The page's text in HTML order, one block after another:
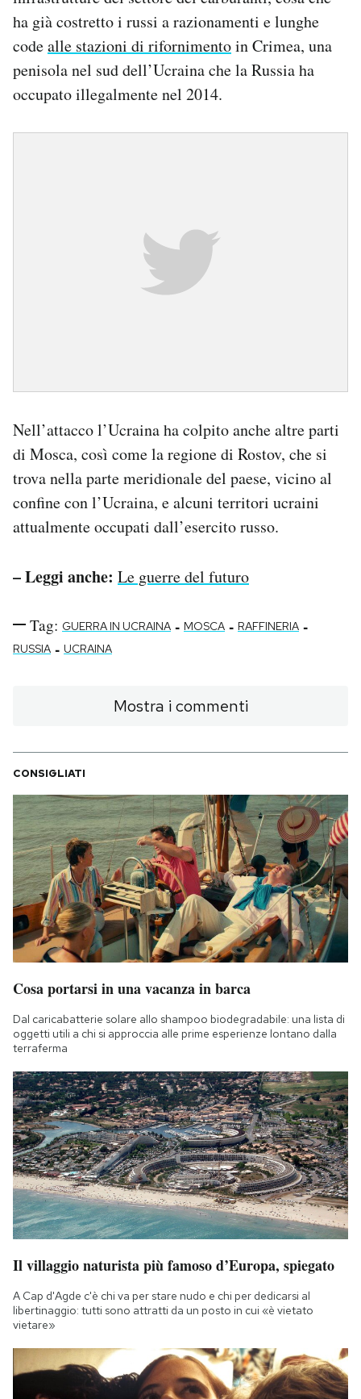
ha già costretto i russi a razionamenti e lunghe
codealle stazioni di rifornimentoin Crimea, una
penisola nel sud dell’Ucraina che la Russia ha
occupato illegalmente nel 2014.
Nell’attacco l’Ucraina ha colpito anche altre parti
di Mosca, così come la regione di Rostov, che si
trova nella parte meridionale del paese, vicino al
confine con l’Ucraina, e alcuni territori ucraini
attualmente occupati dall’esercito russo.
– Leggi anche: Le guerre del futuro
Tag: GUERRA IN UCRAINA - MOSCA - RAFFINERIA -
RUSSIA - UCRAINA
Mostra i commenti
CONSIGLIATI
Cosa portarsi in una vacanza in barca
Dal caricabatterie solare allo shampoo biodegradabile: una lista di
oggetti utili a chi si approccia alle prime esperienze lontano dalla
terraferma
Il villaggio naturista più famoso d’Europa, spiegato
A Cap d'Agde c'è chi va per stare nudo e chi per dedicarsi al
libertinaggio: tutti sono attratti da un posto in cui «è vietato
vietare»